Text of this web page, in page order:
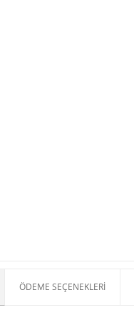
ÖDEME SEÇENEKLERI